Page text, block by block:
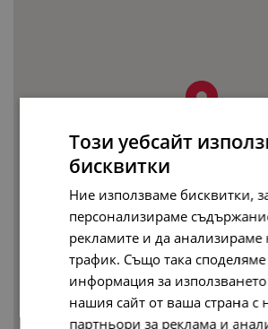
Този уебсайт
бисквитки
Ние използваме бисквитки,
персонализираме
рекламите и да
трафик. Също така споделяме
информация за
нашия сайт от ваша страна с
партньори за реклама и